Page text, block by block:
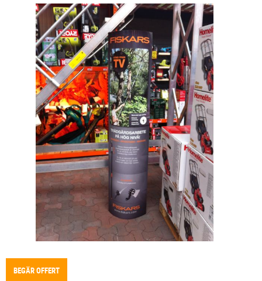
BEGÄR OFFERT